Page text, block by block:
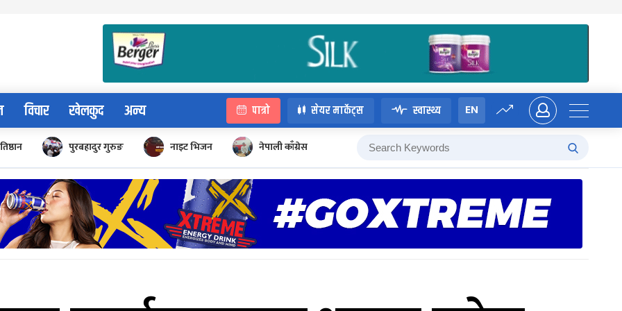
विचार खेलकुद अन्य पात्रो सेयर मार्केट्स स्वास्थ्य EN
पुरबहादुर गुरुङ नाइट भिजन नेपाली काँग्रेस